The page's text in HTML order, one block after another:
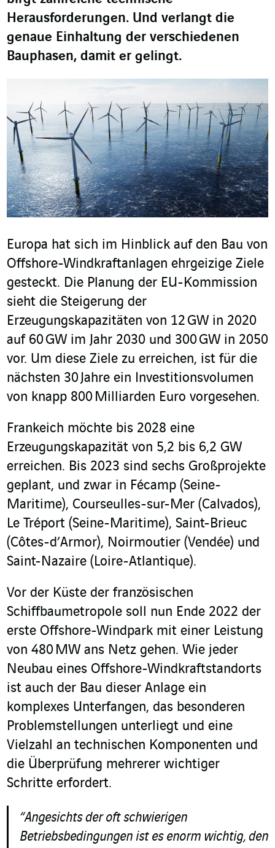
Herausforderungen. Und verlangt die
genaue Einhaltung der verschiedenen
Bauphasen, damit er gelingt.
Europa hat sich im Hinblick auf den Bau von
Offshore-Windkraftanlagen ehrgeizige Ziele
gesteckt. Die Planung der EU-Kommission
sieht die Steigerung der
Erzeugungskapazitäten von 12 GW in 2020
auf 60 GW im Jahr 2030 und 300 GW in 2050
vor. Um diese Ziele zu erreichen, ist für die
nächsten 30 Jahre ein Investitionsvolumen
von knapp 800 Milliarden Euro vorgesehen.
Frankeich möchte bis 2028 eine
Erzeugungskapazität von 5,2 bis 6,2 GW
erreichen. Bis 2023 sind sechs Großprojekte
geplant, und zwar in Fécamp (Seine-
Maritime), Courseulles-sur-Mer (Calvados),
Le Tréport (Seine-Maritime), Saint-Brieuc
(Côtes-d’Armor), Noirmoutier (Vendée) und
Saint-Nazaire (Loire-Atlantique).
Vor der Küste der französischen
Schiffbaumetropole soll nun Ende 2022 der
erste Offshore-Windpark mit einer Leistung
von 480 MW ans Netz gehen. Wie jeder
Neubau eines Offshore-Windkraftstandorts
ist auch der Bau dieser Anlage ein
komplexes Unterfangen, das besonderen
Problemstellungen unterliegt und eine
Vielzahl an technischen Komponenten und
die Überprüfung mehrerer wichtiger
Schritte erfordert.
“Angesichts der oft schwierigen
Betriebsbedingungen ist es enorm wichtig, den